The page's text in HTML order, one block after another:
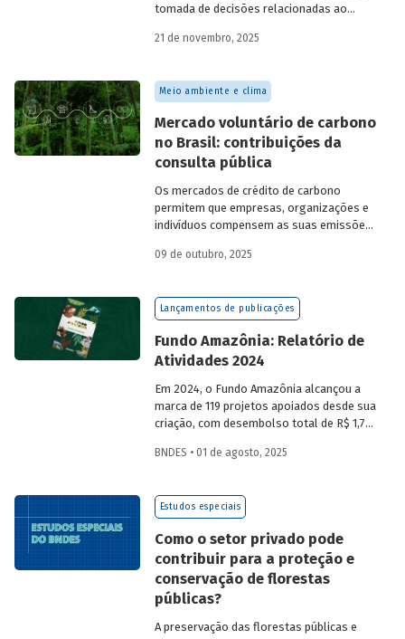
tomada de decisões relacionadas ao
em vista a urgência cada vez maior do
as discussões das mesas de negociações
saiam do discurso e resultem em
compromissos, planos de ações e metas,
com prazos e recursos definidos.
21 de novembro, 2025
Meio ambiente e clima
Mercado voluntário de carbono
no Brasil: contribuições da
consulta pública
Os mercados de crédito de carbono
permitem que empresas, organizações e
indivíduos compensem as suas emissões
por projetos de redução de emissões
MMA realizaram uma consulta pública
sobre a certificação de carbono no
contribuições da sociedade civil,
especialistas e entidades do setor
visando avaliar os desafios e
oportunidades desse mercado. Conheça
os resultados.
09 de outubro, 2025
Lançamentos de publicações
Fundo Amazônia: Relatório de
Atividades 2024
Em 2024, o Fundo Amazônia alcançou a
marca de 119 projetos apoiados desde sua
criação, com desembolso total de R$ 1,76
sua atuação e os projetos estão reunidas
BNDES • 01 de agosto, 2025
Estudos especiais
Como o setor privado pode
contribuir para a proteção e
conservação de florestas
públicas?
A preservação das florestas públicas e